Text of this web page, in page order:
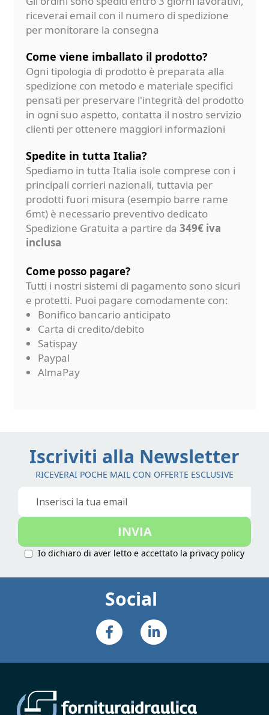
riceverai email con il numero di spedizione
per monitorare la consegna
Come viene imballato il prodotto?
Ogni tipologia di prodotto è preparata alla
spedizione con metodo e materiale specifici
pensati per preservare l'integrità del prodotto
in ogni suo aspetto, contatta il nostro servizio
clienti per ottenere maggiori informazioni
Spedite in tutta Italia?
Spediamo in tutta Italia isole comprese con i
principali corrieri nazionali, tuttavia per
prodotti fuori misura (esempio barre rame
6mt) è necessario preventivo dedicato
Spedizione Gratuita a partire da 349€ iva
inclusa
Come posso pagare?
Tutti i nostri sistemi di pagamento sono sicuri
e protetti. Puoi pagare comodamente con:
Bonifico bancario anticipato
Carta di credito/debito
Satispay
Paypal
AlmaPay
Iscriviti alla Newsletter
RICEVERAI POCHE MAIL CON OFFERTE ESCLUSIVE
Iscriviti
nostra
INVIA
Io dichiaro di aver letto e accettato la privacy policy
Social